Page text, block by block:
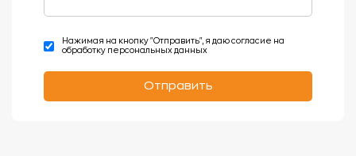
Нажимая на кнопку "Отправить", я даю согласие на
обработку персональных данных
Отправить